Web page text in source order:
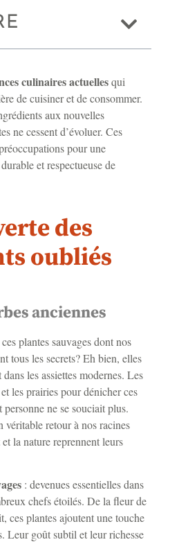
culinaires actuellesqui
de cuisiner et de consommer.
aux nouvelles
ne cessent d’évoluer. Ces
pour une
et respectueuse de
des
oubliés
anciennes
plantes sauvages dont nos
tous les secrets? Eh bien, elles
les assiettes modernes. Les
les prairies pour dénicher ces
ne se souciait plus.
véritable retour à nos racines
la nature reprennent leurs
: devenues essentielles dans
chefs étoilés. De la fleur de
ces plantes ajoutent une touche
Leur goût subtil et leur richesse